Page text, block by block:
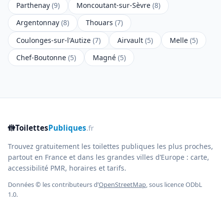
Parthenay (9) Moncoutant-sur-Sèvre (8)
Argentonnay (8) Thouars (7)
Coulonges-sur-l'Autize (7) Airvault (5) Melle (5)
Chef-Boutonne (5) Magné (5)
🚻ToilettesPubliques.fr
Trouvez gratuitement les toilettes publiques les plus proches,
partout en France et dans les grandes villes d’Europe : carte,
accessibilité PMR, horaires et tarifs.
Données © les contributeurs d’OpenStreetMap, sous licence ODbL
1.0.